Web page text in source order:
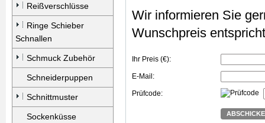
Reißverschlüsse
Ringe Schieber
Schnallen
Schmuck Zubehör
Schneiderpuppen
Schnittmuster
Sockenküsse
Wir informieren Sie
Wunschpreis
Ihr Preis (€):
E-Mail:
Prüfcode: